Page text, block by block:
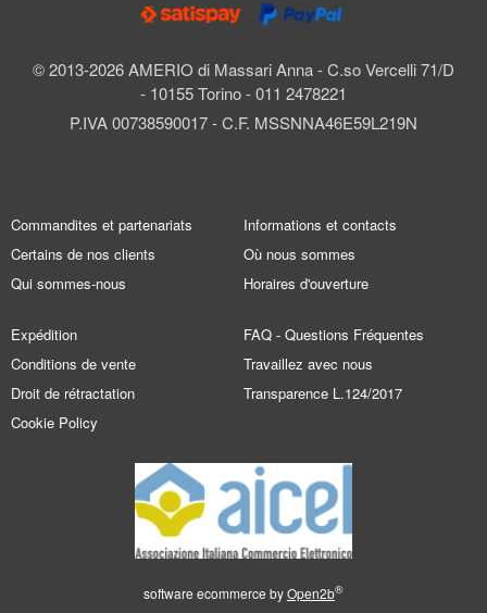
© 2013-2026 AMERIO di Massari Anna - C.so Vercelli 71/D
- 10155 Torino - 011 2478221
P.IVA 00738590017 - C.F. MSSNNA46E59L219N
Commandites et partenariats
Certains de nos clients
Qui sommes-nous
Informations et contacts
Où nous sommes
Horaires d'ouverture
Expédition
Conditions de vente
Droit de rétractation
Cookie Policy
FAQ - Questions Fréquentes
Travaillez avec nous
Transparence L.124/2017
software ecommerce byOpen2b®